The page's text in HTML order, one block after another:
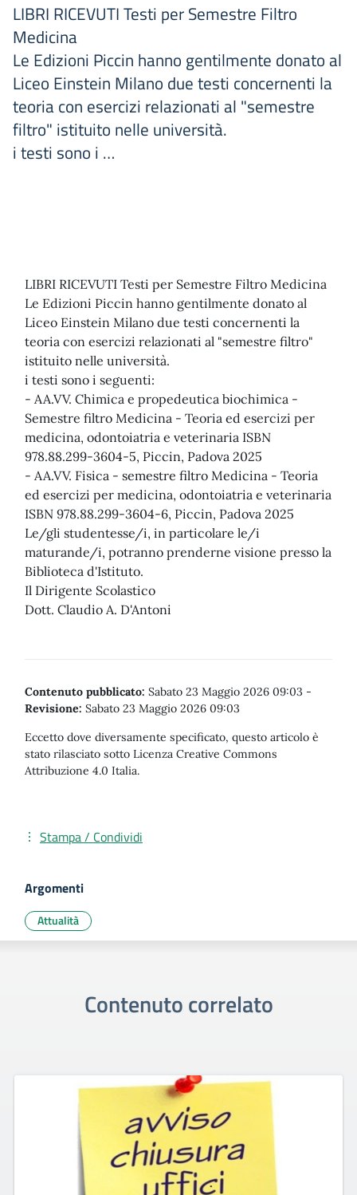
LIBRI RICEVUTI Testi per Semestre Filtro
Medicina
Le Edizioni Piccin hanno gentilmente donato al
Liceo Einstein Milano due testi concernenti la
teoria con esercizi relazionati al "semestre
filtro" istituito nelle università.
i testi sono i …
LIBRI RICEVUTI Testi per Semestre Filtro Medicina
Le Edizioni Piccin hanno gentilmente donato al
Liceo Einstein Milano due testi concernenti la
teoria con esercizi relazionati al "semestre filtro"
istituito nelle università.
i testi sono i seguenti:
- AA.VV. Chimica e propedeutica biochimica -
Semestre filtro Medicina - Teoria ed esercizi per
medicina, odontoiatria e veterinaria ISBN
978.88.299-3604-5, Piccin, Padova 2025
- AA.VV. Fisica - semestre filtro Medicina - Teoria
ed esercizi per medicina, odontoiatria e veterinaria
ISBN 978.88.299-3604-6, Piccin, Padova 2025
Le/gli studentesse/i, in particolare le/i
maturande/i, potranno prenderne visione presso la
Biblioteca d'Istituto.
Il Dirigente Scolastico
Dott. Claudio A. D'Antoni
Contenuto pubblicato: Sabato 23 Maggio 2026 09:03 -
Revisione: Sabato 23 Maggio 2026 09:03
Eccetto dove diversamente specificato, questo articolo è
stato rilasciato sotto Licenza Creative Commons
Attribuzione 4.0 Italia.
Stampa / Condividi
Argomenti
Attualità
Contenuto correlato